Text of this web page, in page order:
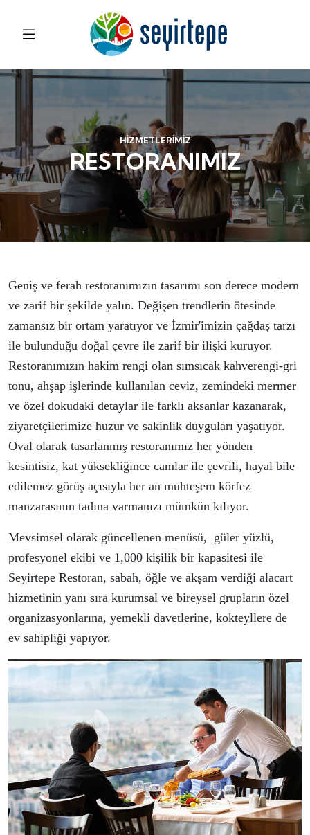
HİZMETLERİMİZ
RESTORANIMIZ
Geniş ve ferah restoranımızın tasarımı son derece modern
ve zarif bir şekilde yalın. Değişen trendlerin ötesinde
zamansız bir ortam yaratıyor ve İzmir'imizin çağdaş tarzı
ile bulunduğu doğal çevre ile zarif bir ilişki kuruyor.
Restoranımızın hakim rengi olan sımsıcak kahverengi-gri
tonu, ahşap işlerinde kullanılan ceviz, zemindeki mermer
ve özel dokudaki detaylar ile farklı aksanlar kazanarak,
ziyaretçilerimize huzur ve sakinlik duyguları yaşatıyor.
Oval olarak tasarlanmış restoranımız her yönden
kesintisiz, kat yüksekliğince camlar ile çevrili, hayal bile
edilemez görüş açısıyla her an muhteşem körfez
manzarasının tadına varmanızı mümkün kılıyor.
Mevsimsel olarak güncellenen menüsü, güler yüzlü,
profesyonel ekibi ve 1,000 kişilik bir kapasitesi ile
Seyirtepe Restoran, sabah, öğle ve akşam verdiği alacart
hizmetinin yanı sıra kurumsal ve bireysel grupların özel
organizasyonlarına, yemekli davetlerine, kokteyllere de
ev sahipliği yapıyor.